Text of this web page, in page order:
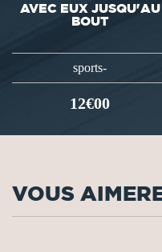
AVEC EUX JUSQU'AU
BOUT
sports-
12€00
VOUS